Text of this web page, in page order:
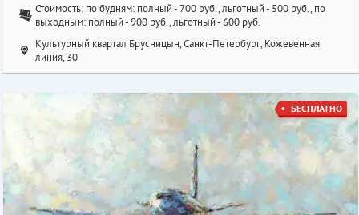
Стоимость: по будням: полный - 700 руб., льготный - 500 руб., по
выходным: полный - 900 руб., льготный - 600 руб.
Культурный квартал Брусницын, Санкт-Петербург, Кожевенная
линия, 30
БЕСПЛАТНО